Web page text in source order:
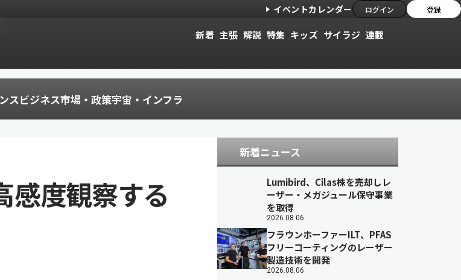
イベントカレンダー ログイン 登録
新着 主張 解説 特集 キッズ サイラジ 連載
スビジネス市場・政策宇宙・インフラ
感度観察する
新着ニュース
Lumibird、Cilas株を売却しレ
ーザー・メガジュール保守事業
を取得
2026.08.06
フラウンホーファーILT、PFAS
フリーコーティングのレーザー
製造技術を開発
2026.08.06